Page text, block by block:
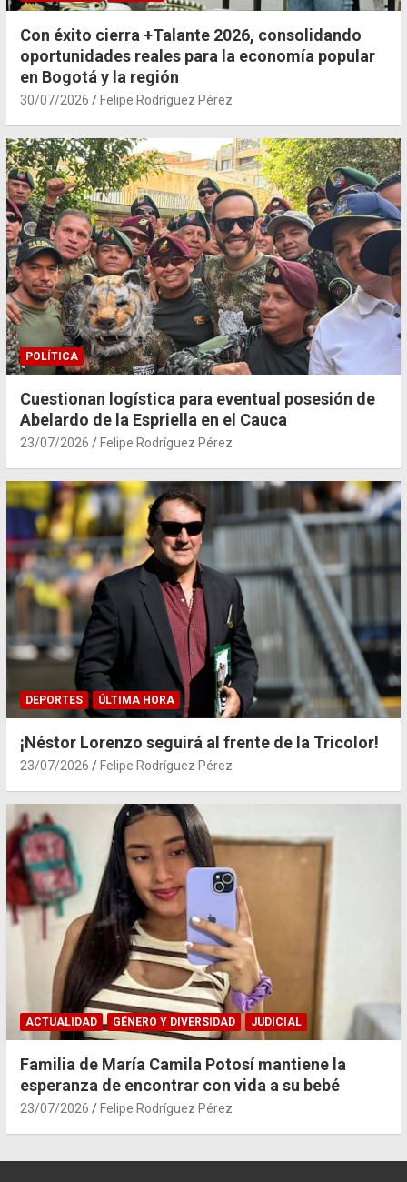
Con éxito cierra +Talante 2026, consolidando
oportunidades reales para la economía popular
en Bogotá y la región
30/07/2026 Felipe Rodríguez Pérez
POLÍTICA
Cuestionan logística para eventual posesión de
Abelardo de la Espriella en el Cauca
23/07/2026 Felipe Rodríguez Pérez
DEPORTES ÚLTIMA HORA
¡Néstor Lorenzo seguirá al frente de la Tricolor!
23/07/2026 Felipe Rodríguez Pérez
ACTUALIDAD GÉNERO Y DIVERSIDAD JUDICIAL
Familia de María Camila Potosí mantiene la
esperanza de encontrar con vida a su bebé
23/07/2026 Felipe Rodríguez Pérez